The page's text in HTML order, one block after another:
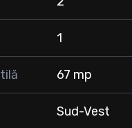
ron / luna.
bucatarie realizat pe
spatiu de
gradinita, statii
1
67 mp
Sud-Vest